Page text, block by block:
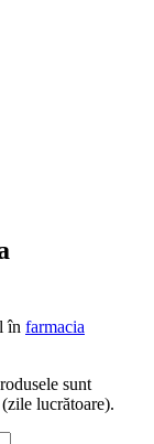
în farmacia
sunt
lucrătoare).